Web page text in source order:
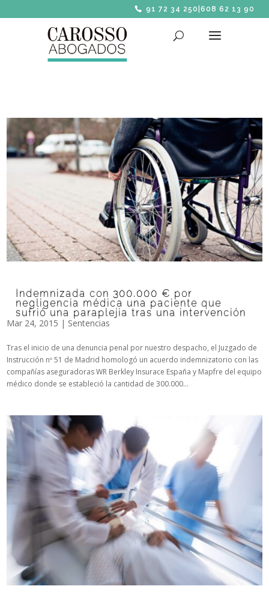
91 72 34 250 608 62 13 90
Indemnizada con 300.000 € por
negligencia médica una paciente que
sufrió una paraplejia tras una intervención
Mar 24, 2015 | Sentencias
Tras el inicio de una denuncia penal por nuestro despacho, el Juzgado de
Instrucción nº 51 de Madrid homologó un acuerdo indemnizatorio con las
compañías aseguradoras WR Berkley Insurace España y Mapfre del equipo
médico donde se estableció la cantidad de 300.000...